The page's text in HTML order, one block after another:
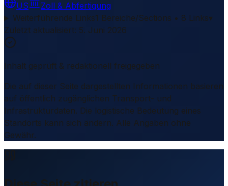
US
Zoll & Abfertigung
Weiterführende Links1 Bereiche/Sections • 8 Links▾
Zuletzt aktualisiert: 5. Juni 2026
Inhalt geprüft & redaktionell freigegeben
Die auf dieser Seite dargestellten Informationen basieren
auf öffentlich zugänglichen Transport- und
Infrastrukturdaten. Die logistische Bedeutung eines
Standorts kann sich ändern. Alle Angaben ohne
Gewähr.